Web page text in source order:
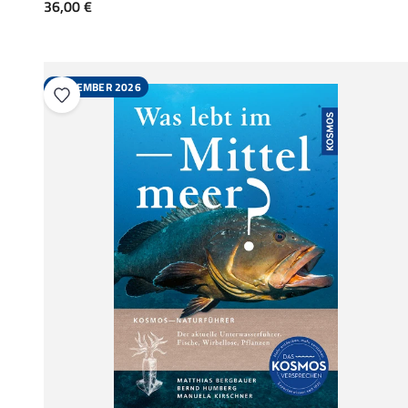
Angebot
36,00 €
SEPTEMBER 2026